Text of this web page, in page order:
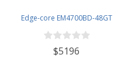
Edge-core EM4700BD-48GT
$5196